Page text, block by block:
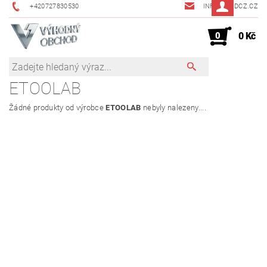
+420727830530 INFO@JMDCZ.CZ
0 0 Kč
ETOOLAB
Žádné produkty od výrobceETOOLAB nebyly nalezeny....